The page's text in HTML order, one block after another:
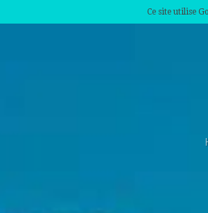
Ce site utilise